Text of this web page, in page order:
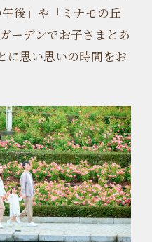
後」や「ミナモの丘
ーデンでお子さまとあ
に思い思いの時間をお